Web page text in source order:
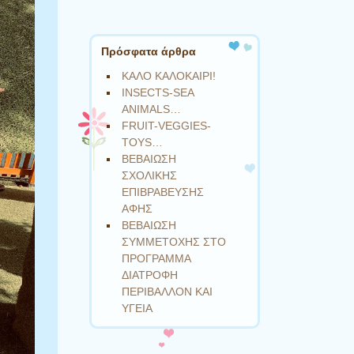
Πρόσφατα άρθρα
ΚΑΛΟ ΚΑΛΟΚΑΙΡΙ!
INSECTS-SEA
ANIMALS…
FRUIT-VEGGIES-
TOYS…
ΒΕΒΑΙΩΣΗ
ΣΧΟΛΙΚΗΣ
ΕΠΙΒΡΑΒΕΥΣΗΣ
ΑΦΗΣ
ΒΕΒΑΙΩΣΗ
ΣΥΜΜΕΤΟΧΗΣ ΣΤΟ
ΠΡΟΓΡΑΜΜΑ
ΔΙΑΤΡΟΦΗ
ΠΕΡΙΒΑΛΛΟΝ ΚΑΙ
ΥΓΕΙΑ